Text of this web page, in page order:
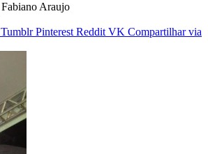
Fabiano Araujo
Tumblr Pinterest Reddit VK Compartilhar via